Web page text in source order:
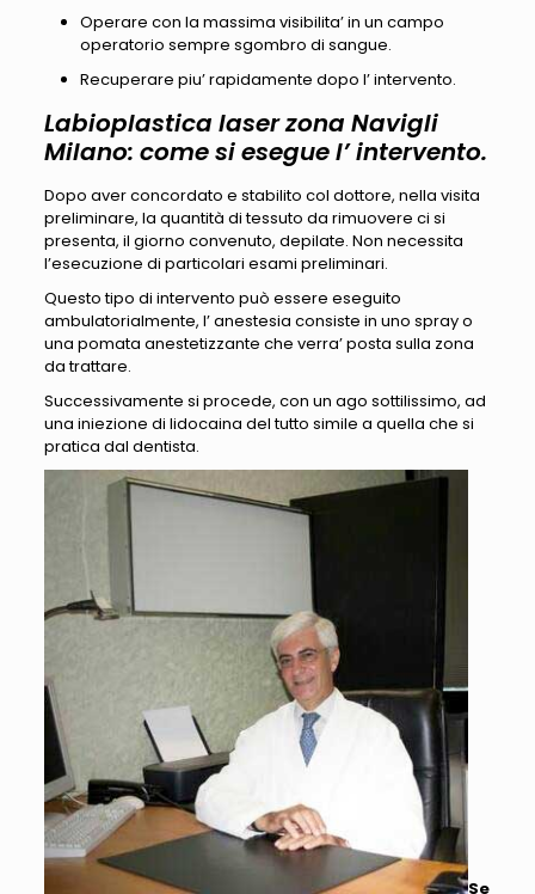
Operare con la massima visibilita’ in un campo
operatorio sempre sgombro di sangue.
Recuperare piu’ rapidamente dopo l’ intervento.
Labioplastica laser zona Navigli
Milano: come si esegue l’ intervento.
Dopo aver concordato e stabilito col dottore, nella visita
preliminare, la quantità di tessuto da rimuovere ci si
presenta, il giorno convenuto, depilate. Non necessita
l’esecuzione di particolari esami preliminari.
Questo tipo di intervento può essere eseguito
ambulatorialmente, l’ anestesia consiste in uno spray o
una pomata anestetizzante che verra’ posta sulla zona
da trattare.
Successivamente si procede, con un ago sottilissimo, ad
una iniezione di lidocaina del tutto simile a quella che si
pratica dal dentista.
Se